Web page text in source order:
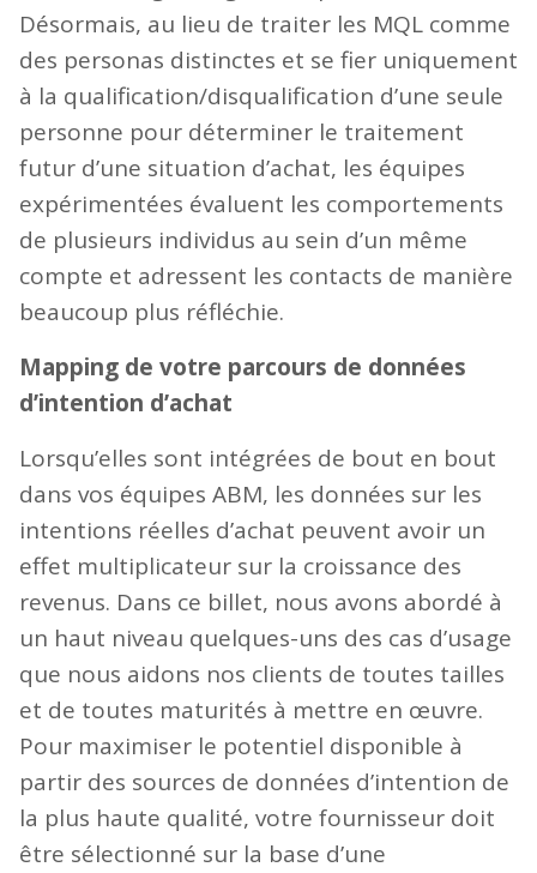
Désormais, au lieu de traiter les MQL comme
des personas distinctes et se fier uniquement
à la qualification/disqualification d’une seule
personne pour déterminer le traitement
futur d’une situation d’achat, les équipes
expérimentées évaluent les comportements
de plusieurs individus au sein d’un même
compte et adressent les contacts de manière
beaucoup plus réfléchie.
Mapping de votre parcours de données
d’intention d’achat
Lorsqu’elles sont intégrées de bout en bout
dans vos équipes ABM, les données sur les
intentions réelles d’achat peuvent avoir un
effet multiplicateur sur la croissance des
revenus. Dans ce billet, nous avons abordé à
un haut niveau quelques-uns des cas d’usage
que nous aidons nos clients de toutes tailles
et de toutes maturités à mettre en œuvre.
Pour maximiser le potentiel disponible à
partir des sources de données d’intention de
la plus haute qualité, votre fournisseur doit
être sélectionné sur la base d’une